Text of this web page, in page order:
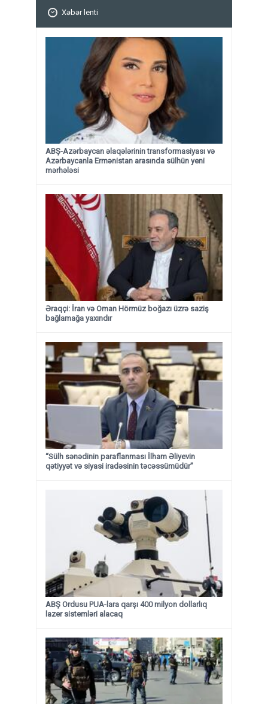
Xəbər lenti
ABŞ-Azərbaycan əlaqələrinin transformasiyası və
Azərbaycanla Ermənistan arasında sülhün yeni
mərhələsi
Əraqçi: İran və Oman Hörmüz boğazı üzrə saziş
bağlamağa yaxındır
“Sülh sənədinin paraflanması İlham Əliyevin
qətiyyət və siyasi iradəsinin təcəssümüdür”
ABŞ Ordusu PUA-lara qarşı 400 milyon dollarlıq
lazer sistemləri alacaq